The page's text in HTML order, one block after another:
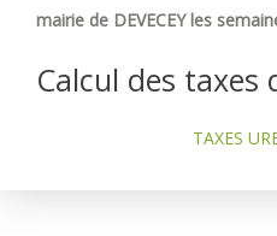
mairie de DEVECEY les
Calcul des taxes
TAXES